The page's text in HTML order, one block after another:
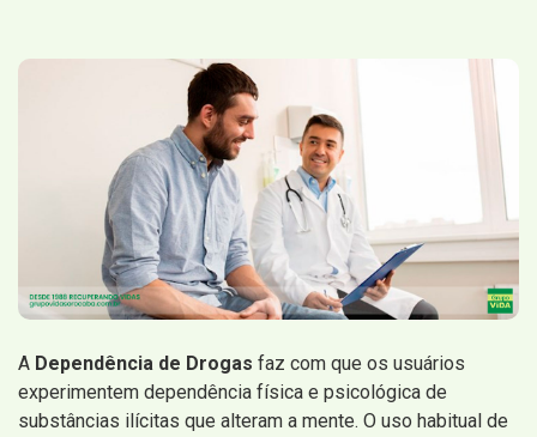
A Dependência de Drogas faz com que os usuários
experimentem dependência física e psicológica de
substâncias ilícitas que alteram a mente. O uso habitual de